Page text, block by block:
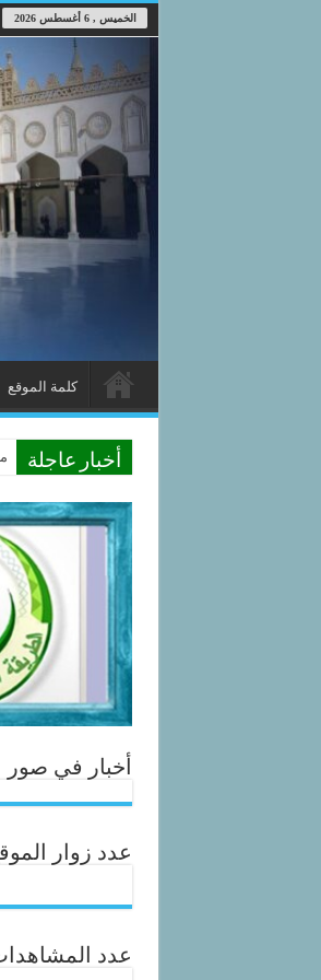
الخميس , 6 أغسطس 2026
كلمة الموقع
أخبار عاجلة
أخبار في صور
عدد زوار
عدد